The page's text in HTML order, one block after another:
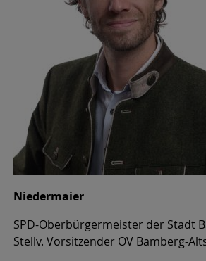
Niedermaier
SPD-Oberbürgermeister der Stadt
Stellv. Vorsitzender OV Bamberg-